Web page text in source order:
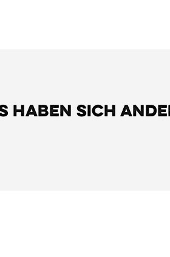
haben sich